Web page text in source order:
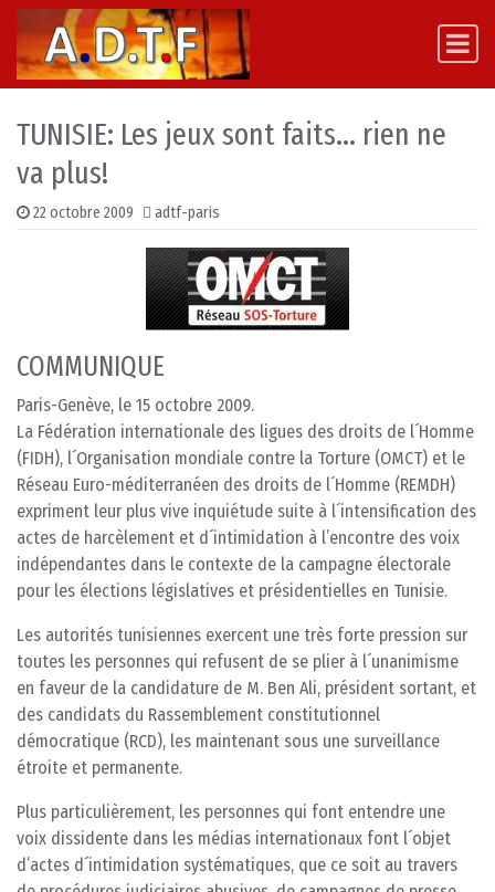
Skip to content
Main Navigation
TUNISIE: Les jeux sont faits… rien ne
va plus!
22 octobre 2009 adtf-paris
COMMUNIQUE
Paris-Genève, le 15 octobre 2009.
La Fédération internationale des ligues des droits de l´Homme
(FIDH), l´Organisation mondiale contre la Torture (OMCT) et le
Réseau Euro-méditerranéen des droits de l´Homme (REMDH)
expriment leur plus vive inquiétude suite à l´intensification des
actes de harcèlement et d´intimidation à l’encontre des voix
indépendantes dans le contexte de la campagne électorale
pour les élections législatives et présidentielles en Tunisie.
Les autorités tunisiennes exercent une très forte pression sur
toutes les personnes qui refusent de se plier à l´unanimisme
en faveur de la candidature de M. Ben Ali, président sortant, et
des candidats du Rassemblement constitutionnel
démocratique (RCD), les maintenant sous une surveillance
étroite et permanente.
Plus particulièrement, les personnes qui font entendre une
voix dissidente dans les médias internationaux font l´objet
d’actes d´intimidation systématiques, que ce soit au travers